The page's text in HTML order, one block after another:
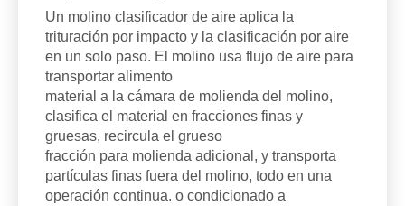
Un molino clasificador de aire aplica la
trituración por impacto y la clasificación por aire
en un solo paso. El molino usa flujo de aire para
transportar alimento
material a la cámara de molienda del molino,
clasifica el material en fracciones finas y
gruesas, recircula el grueso
fracción para molienda adicional, y transporta
partículas finas fuera del molino, todo en una
operación continua. o condicionado a